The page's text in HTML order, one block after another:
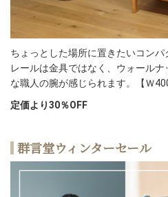
ちょっとした場所に置きたいコン
レールは金具ではなく、ウォール
な職人の腕が感じられます。【Ｗ
定価より30％OFF
群言堂ウィンターセール